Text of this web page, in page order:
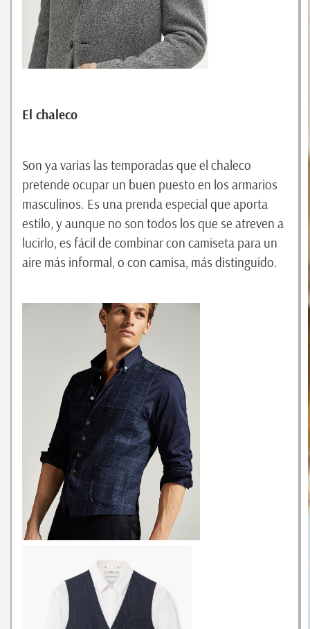
El chaleco
Son ya varias las temporadas que el chaleco
pretende ocupar un buen puesto en los armarios
masculinos. Es una prenda especial que aporta
estilo, y aunque no son todos los que se atreven a
lucirlo, es fácil de combinar con camiseta para un
aire más informal, o con camisa, más distinguido.